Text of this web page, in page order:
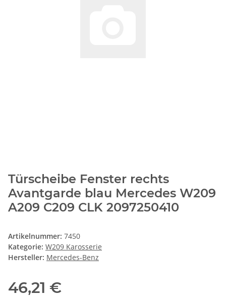
Türscheibe Fenster rechts
Avantgarde blau Mercedes W209
A209 C209 CLK 2097250410
Artikelnummer: 7450
Kategorie: W209 Karosserie
Hersteller: Mercedes-Benz
46,21 €